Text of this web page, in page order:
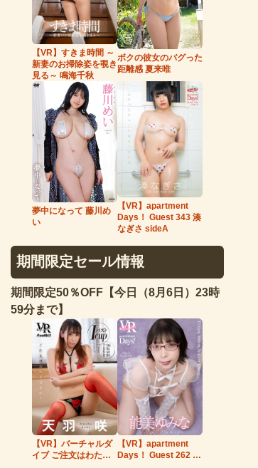
【VR】すきま時間 ～
新妻のお掃除姿を覗き
見る～ 鳴海千秋
ボクの彼女のバグった
距離感 夏来唯
夢中になって 藤川め
い
【VR】apartment
Days！ Guest 343 湊
なぎさ sideA
期間限定セール情報
期間限定50％OFF【今日（8月6日）23時
59分まで】
【VR】バーチャルダ
イブ ご注文はわたし
【VR】apartment
Days！ Guest 262 能